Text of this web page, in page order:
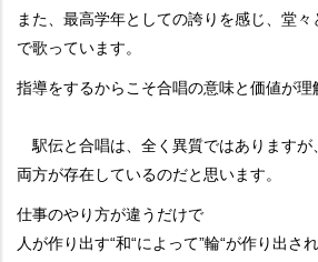
また、最高学年としての誇りを感じ、堂
で歌っています。
指導をするからこそ合唱の意味と価値が理
駅伝と合唱は、全く異質ではありますが
両方が存在しているのだと思います。
仕事のやり方が違うだけで
人が作り出す“和“によって”輪“が作り出さ